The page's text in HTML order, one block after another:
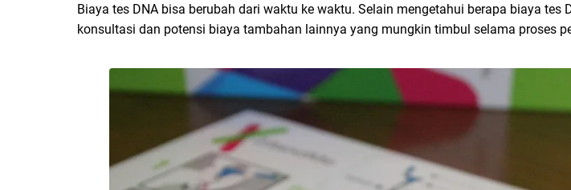
Biaya tes DNA bisa berubah dari waktu ke waktu. Selain mengetahui berapa biaya tes
konsultasi dan potensi biaya tambahan lainnya yang mungkin timbul selama proses